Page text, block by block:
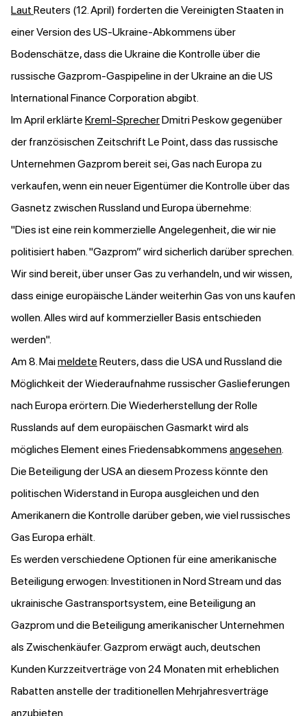
Laut Reuters (12. April) forderten die Vereinigten Staaten in
einer Version des US-Ukraine-Abkommens über
Bodenschätze, dass die Ukraine die Kontrolle über die
russische Gazprom-Gaspipeline in der Ukraine an die US
International Finance Corporation abgibt.
Im April erklärte Kreml-SprecherDmitri Peskow gegenüber
der französischen Zeitschrift Le Point, dass das russische
Unternehmen Gazprom bereit sei, Gas nach Europa zu
verkaufen, wenn ein neuer Eigentümer die Kontrolle über das
Gasnetz zwischen Russland und Europa übernehme:
"Dies ist eine rein kommerzielle Angelegenheit, die wir nie
politisiert haben. "Gazprom” wird sicherlich darüber sprechen.
Wir sind bereit, über unser Gas zu verhandeln, und wir wissen,
dass einige europäische Länder weiterhin Gas von uns kaufen
wollen. Alles wird auf kommerzieller Basis entschieden
werden".
Am 8. Maimeldete Reuters, dass die USA und Russland die
Möglichkeit der Wiederaufnahme russischer Gaslieferungen
nach Europa erörtern. Die Wiederherstellung der Rolle
Russlands auf dem europäischen Gasmarkt wird als
mögliches Element eines Friedensabkommens angesehen.
Die Beteiligung der USA an diesem Prozess könnte den
politischen Widerstand in Europa ausgleichen und den
Amerikanern die Kontrolle darüber geben, wie viel russisches
Gas Europa erhält.
Es werden verschiedene Optionen für eine amerikanische
Beteiligung erwogen: Investitionen in Nord Stream und das
ukrainische Gastransportsystem, eine Beteiligung an
Gazprom und die Beteiligung amerikanischer Unternehmen
als Zwischenkäufer. Gazprom erwägt auch, deutschen
Kunden Kurzzeitverträge von 24 Monaten mit erheblichen
Rabatten anstelle der traditionellen Mehrjahresverträge
anzubieten.